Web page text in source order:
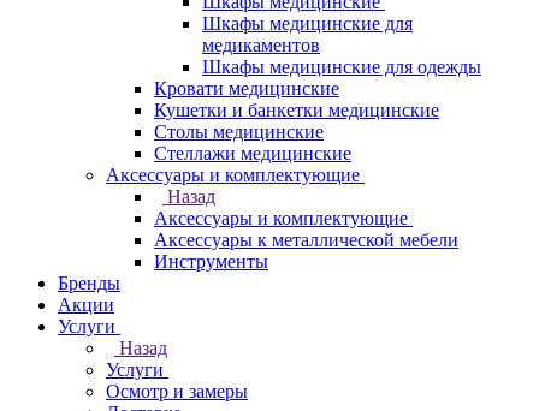
Шкафы медицинские для
медикаментов
Шкафы медицинские для одежды
Кровати медицинские
Кушетки и банкетки медицинские
Столы медицинские
Стеллажи медицинские
Аксессуары и комплектующие
Назад
Аксессуары и комплектующие
Аксессуары к металлической мебели
Инструменты
Бренды
Акции
Услуги
Назад
Услуги
Осмотр и замеры